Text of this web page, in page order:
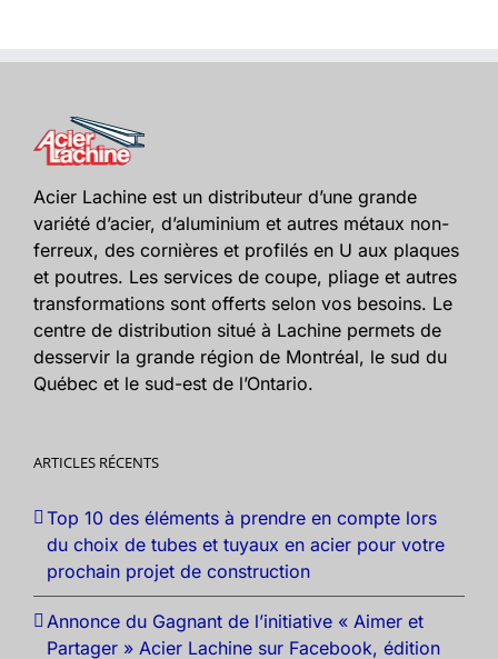
Acier Lachine est un distributeur d’une grande
variété d’acier, d’aluminium et autres métaux non-
ferreux, des cornières et profilés en U aux plaques
et poutres. Les services de coupe, pliage et autres
transformations sont offerts selon vos besoins. Le
centre de distribution situé à Lachine permets de
desservir la grande région de Montréal, le sud du
Québec et le sud-est de l’Ontario.
ARTICLES RÉCENTS
Top 10 des éléments à prendre en compte lors
du choix de tubes et tuyaux en acier pour votre
prochain projet de construction
Annonce du Gagnant de l’initiative « Aimer et
Partager » Acier Lachine sur Facebook, édition